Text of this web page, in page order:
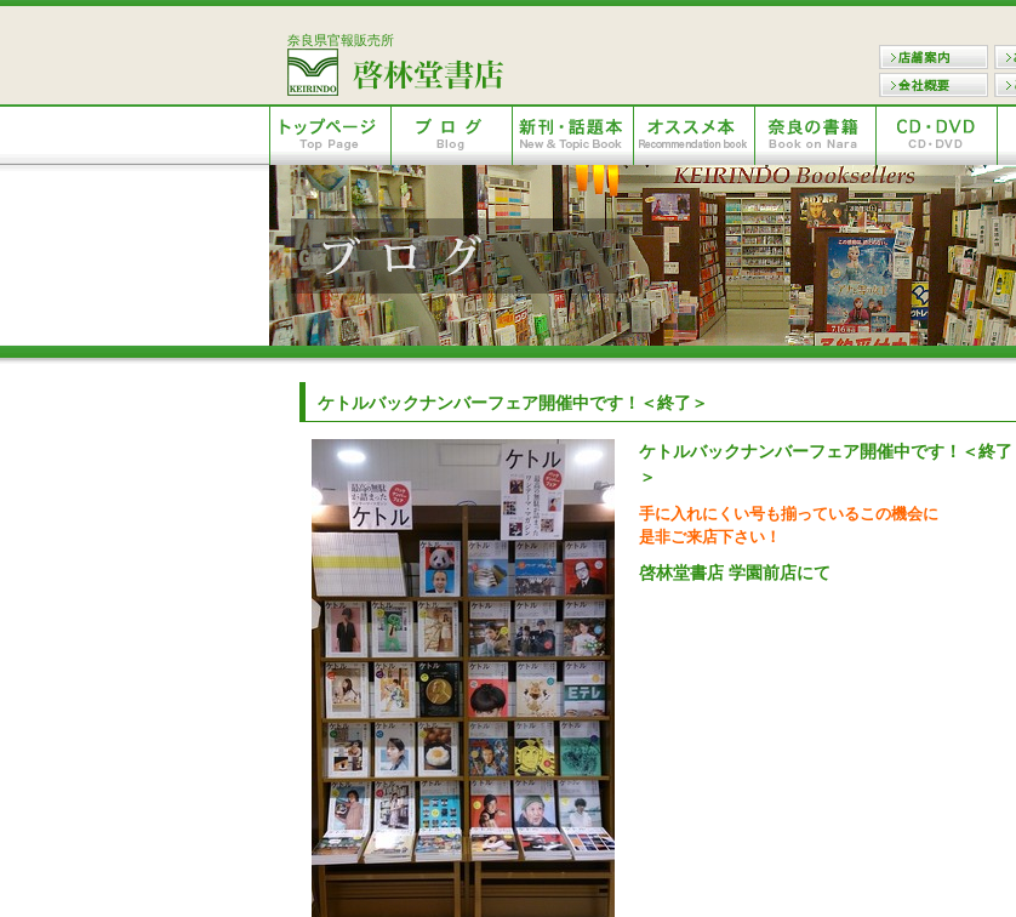
奈良県官報販売所
ケトルバックナンバーフェア開催中です！＜終了＞
ケトルバックナンバーフェア開催中です！＜終了
＞
手に入れにくい号も揃っているこの機会に
是非ご来店下さい！
啓林堂書店 学園前店にて